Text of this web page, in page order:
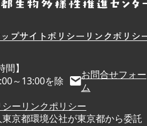
プサイトポリシー リンクポリシ
】
～13:00を除
お問合せフォー
ム
ーリンクポリシー
京都環境公社が東京都から委託